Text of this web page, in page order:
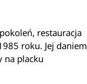
restauracja
roku. Jej daniem
na placku